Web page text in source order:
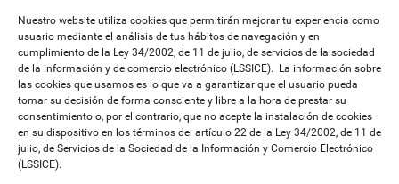
Nuestro website utiliza cookies que permitirán mejorar tu experiencia como
usuario mediante el análisis de tus hábitos de navegación y en
cumplimiento de la Ley 34/2002, de 11 de julio, de servicios de la sociedad
de la información y de comercio electrónico (LSSICE). La información sobre
las cookies que usamos es lo que va a garantizar que el usuario pueda
tomar su decisión de forma consciente y libre a la hora de prestar su
consentimiento o, por el contrario, que no acepte la instalación de cookies
en su dispositivo en los términos del artículo 22 de la Ley 34/2002, de 11 de
julio, de Servicios de la Sociedad de la Información y Comercio Electrónico
(LSSICE).
Zamora”.
Cliente: Azehos,
Asociación zamorana
de empresarios de
hostelería.